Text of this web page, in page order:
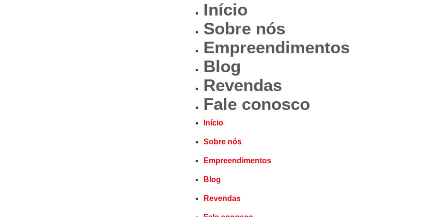
Início
Sobre nós
Empreendimentos
Blog
Revendas
Fale conosco
Início
Sobre nós
Empreendimentos
Blog
Revendas